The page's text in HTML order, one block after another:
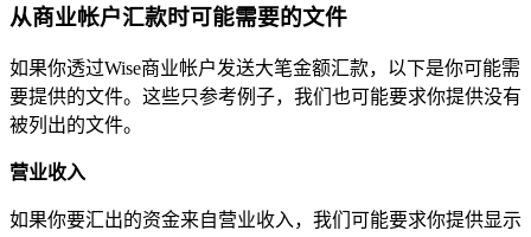
从商业帐户汇款时可能需要的文件
如果你透过Wise商业帐户发送大笔金额汇款，以下是你可能需
要提供的文件。这些只参考例子，我们也可能要求你提供没有
被列出的文件。
营业收入
如果你要汇出的资金来自营业收入，我们可能要求你提供显示